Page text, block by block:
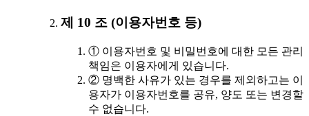
제 10 조 (이용자번호 등)
① 이용자번호 및 비밀번호에 대한 모든 관리
책임은 이용자에게 있습니다.
② 명백한 사유가 있는 경우를 제외하고는 이
용자가 이용자번호를 공유, 양도 또는 변경할
수 없습니다.